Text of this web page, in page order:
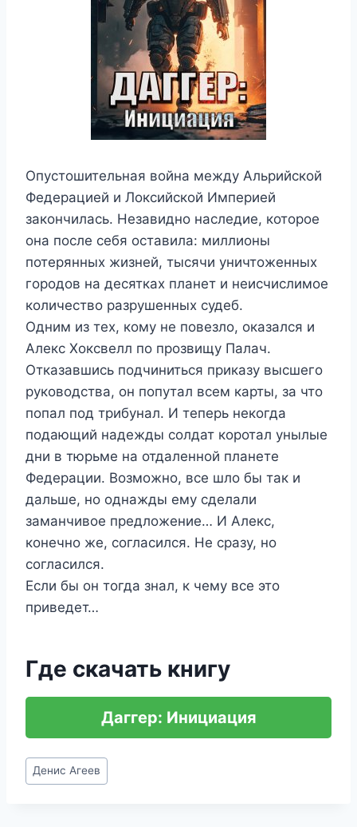
Опустошительная война между Альрийской
Федерацией и Локсийской Империей
закончилась. Незавидно наследие, которое
она после себя оставила: миллионы
потерянных жизней, тысячи уничтоженных
городов на десятках планет и неисчислимое
количество разрушенных судеб.
Одним из тех, кому не повезло, оказался и
Алекс Хоксвелл по прозвищу Палач.
Отказавшись подчиниться приказу высшего
руководства, он попутал всем карты, за что
попал под трибунал. И теперь некогда
подающий надежды солдат коротал унылые
дни в тюрьме на отдаленной планете
Федерации. Возможно, все шло бы так и
дальше, но однажды ему сделали
заманчивое предложение… И Алекс,
конечно же, согласился. Не сразу, но
согласился.
Если бы он тогда знал, к чему все это
приведет…
Где скачать книгу
Даггер: Инициация
Метки
записи:
Денис Агеев